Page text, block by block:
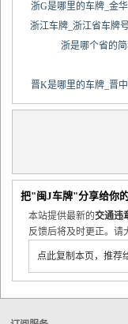
浙G是哪里的车牌_金
浙江车牌_浙江省车牌号
浙是哪个省的
晋K是哪里的车牌_晋
把"闽J车牌"分享给你的
本站提供最新的交通违
反馈后将及时更正。请
点此复制本页，推荐